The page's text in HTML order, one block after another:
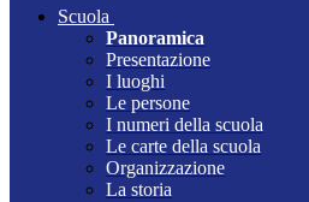
Scuola
Panoramica
Presentazione
I luoghi
Le persone
I numeri della scuola
Le carte della scuola
Organizzazione
La storia